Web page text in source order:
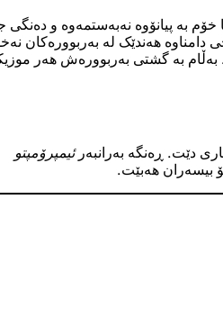
خۆم بە پیانۆوە نەبەستمەوە و دەنگی
دامناوە هەندێک لە بەربوورەکان
بەڵام بە گشتی بەربوورەش هەر
دێت. ڕەنگە بەرانبەرئیمپرۆمپتو
بیسەران هەبێت.